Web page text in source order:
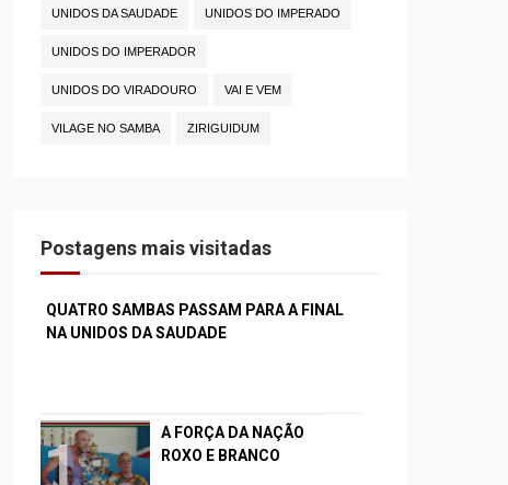
UNIDOS DA SAUDADE UNIDOS DO IMPERADO
UNIDOS DO IMPERADOR
UNIDOS DO VIRADOURO VAI E VEM
VILAGE NO SAMBA ZIRIGUIDUM
Postagens mais visitadas
QUATRO SAMBAS PASSAM PARA A FINAL
NA UNIDOS DA SAUDADE
A FORÇA DA NAÇÃO
ROXO E BRANCO